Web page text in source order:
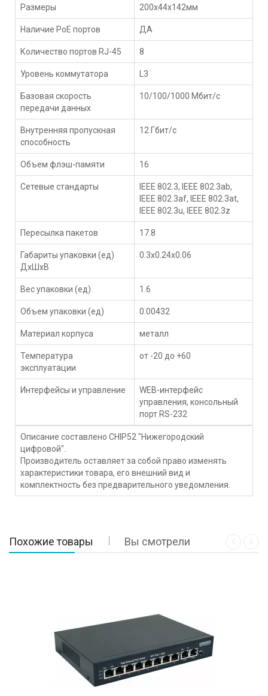
Размеры 200x44x142мм
Наличие PoE портов ДА
Количество портов RJ-45 8
Уровень коммутатора L3
Базовая скорость
передачи данных
10/100/1000 Мбит/с
Внутренняя пропускная
способность
12 Гбит/с
Объем флэш-памяти 16
Сетевые стандарты
IEEE 802.3, IEEE 802.3ab,
IEEE 802.3af, IEEE 802.3at,
IEEE 802.3u, IEEE 802.3z
Пересылка пакетов 17.8
Габариты упаковки (ед)
ДхШхВ
0.3x0.24x0.06
Вес упаковки (ед) 1.6
Объем упаковки (ед) 0.00432
Материал корпуса металл
Температура
эксплуатации
от -20 до +60
Интерфейсы и управление
WEB-интерфейс
управления, консольный
порт RS-232
Описание составлено CHIP52 "Нижегородский
цифровой".
Производитель оставляет за собой право изменять
характеристики товара, его внешний вид и
комплектность без предварительного уведомления.
Похожие товары Вы смотрели